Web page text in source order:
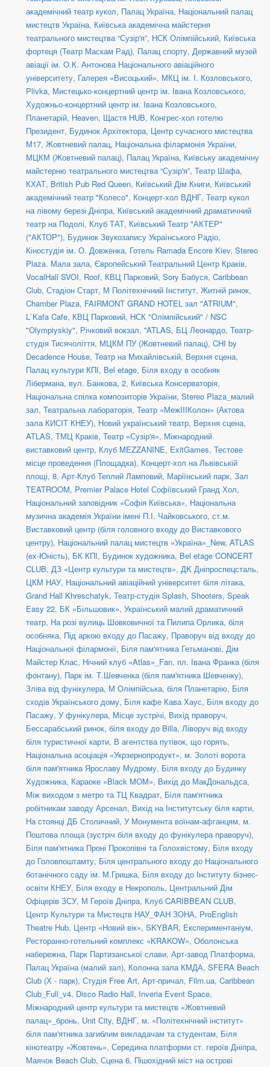
академічний театр кукол, Палац Україна, Національний палац
мистецтв Україна, Київська академічна майстерня
театрального мистецтва “Сузір'я”, НСК Олімпійський, Київська
фортеця (Театр Маскам Рад), Палац спорту, Державний музей
авіації ім. О.К. Антонова Національного авіаційного
університету, Галерея «Висоцький», МКЦ ім. І. Козловського,
Plivka, Мистецько-концертний центр ім. Івана Козловського,
Художньо-концертний центр ім. Івана Козловського,
Планетарій, Heaven, Щастя HUB, Конгрес-хол готелю
Президент, Будинок Архітектора, Центр сучасного мистецтва
М17, Жовтневий палац, Національна філармонія України,
МЦКМ (Жовтневий палац), Палац Україна, Київську академічну
майстерню театрального мистецтва “Сузір'я”, Театр Шафа,
КХАТ, British Pub Red Queen, Київський Дім Книги, Київський
академічний театр "Колесо", Концерт-хол ВДНГ, Театр кукол
на лівому березі Дніпра, Київський академічний драматичний
театр на Подолі, Клуб ТАТ, Київський Театр "АКТЕР"
("АКТОР"), Будинок Звукозапису Українського Радіо,
Кіностудія ім. О. Довженка, Готель Ramada Encore Kiev, Stereo
Plaza. Мала зала, Європейський Театральний Центр Краків,
VocalHall SVOI, Roof, КВЦ Парковий, Sory Бабуся, Caribbean
Club, Стадіон Старт, М Політехнічний Інститут, Житній ринок,
Chamber Plaza, FAIRMONT GRAND HOTEL зал "ATRIUM",
L`Kafa Cafe, КВЦ Парковий, НСК "Олімпійський" / NSC
"Olympiyskiy", Річковий вокзал, ''ATLAS, БЦ Леонардо, Театр-
студія Тисячоліття, МЦКМ ПУ (Жовтневий палац), CHI by
Decadence House, Театр на Михайлівській, Верхня сцена,
Палац культури КПІ, Bel etage, Біля входу в особняк
Лібермана, вул. Банкова, 2, Київська Консерваторія,
Національна спілка композиторів України, Stereo Plaza_малий
зал, Театральна лабораторія, Театр «МежIIIКолон» (Актова
зала КИСІТ КНЕУ), Новий український театр, Верхня сцена,
ATLAS, ТМЦ Краків, Театр «Сузір'я», Міжнародний
виставковий центр, Клуб MEZZANINE, ExitGames, Тестове
місце проведення (Площадка), Концерт-хол на Львівській
площі, 8, Арт-Клуб Теплий Ламповий, Маріїнський парк, Зал
TEATROOM, Premier Palace Hotel Софіївський Гранд Хол,
Національний заповідник «Софія Київська», Національна
музична академія України імені П.І. Чайковського, ст.м.
Виставковий центр (біля головного входу до Виставкового
центру), Національний палац мистецтв «Україна»_New, ATLAS
(ex-Юність), БК КПІ, Будинок художника, Bel etage CONCERT
CLUB, ДЗ «Центр культури та мистецтв», ДK Дніпроспецсталь,
ЦКМ НАУ, Національний авіаційний університет біля літака,
Grand Hall Khreschatyk, Театр-студія Splash, Shooters, Speak
Easy 22, БК «Більшовик», Український малий драматичний
театр, На розі вулиць Шовковичної та Пилипа Орлика, біля
особняка, Під аркою входу до Пасажу, Праворуч від входу до
Національної філармонії, Біля пам'ятника Гетьманові, Дім
Майстер Клас, Нічний клуб «Atlas»_Fan, пл. Івана Франка (біля
фонтану), Парк ім. Т.Шевченка (біля пам'ятника Шевченку),
Зліва від фунікулера, М Олімпійська, біля Планетарію, Біля
сходів Українського дому, Біля кафе Кава Хаус, Біля входу до
Пасажу, У фунікулера, Місце зустрічі, Вихід праворуч,
Бессарабський ринок, біля входу до Billa, Ліворуч від входу
біля туристичної карти, В агентства путівок, що горять,
Національна асоціація «Укрзернопродукт», м. Золоті ворота
біля пам'ятника Ярославу Мудрому, Біля входу до Будинку
Художника, Караоке «Black MOM», Вихід до МакДональдса,
Між виходом з метро та ТЦ Квадрат, Біля пам'ятника
робітникам заводу Арсенал, Вихід на Інститутську біля карти,
На стоянці ДБ Столичний, У Монумента воїнам-афганцям, м.
Поштова площа (зустріч біля входу до фунікулера праворуч),
Біля пам'ятника Проні Прокопівні та Голохвістому, Біля входу
до Головпоштамту, Біля центрального входу до Національного
ботанічного саду ім. М.Гришка, Біля входу до Інституту бізнес-
освіти КНЕУ, Біля входу в Некрополь, Центральний Дім
Офіцерів ЗСУ, М Героїв Дніпра, Клуб CARIBBEAN CLUB,
Центр Культури та Мистецтв НАУ_ФАН ЗОНА, ProEnglish
Theatre Hub, Центр «Новий вік», SKYBAR, Експериментаніум,
Ресторанно-готельний комплекс «KRAKOW», Оболонська
набережна, Парк Партизанської слави, Арт-завод Платформа,
Палац Україна (малий зал), Колонна зала КМДА, SFERA Beach
Club (Х - парк), Студія Free Art, Арт-причал, Film.ua, Caribbean
Club_Full_v4, Disco Radio Hall, Inveria Event Space,
Міжнародний центр культури та мистецтв «Жовтневий
палац»_бронь, Unit Сity, ВДНГ, м. «Політехнічний інститут»
біля пам'ятника загиблим викладачам та студентам, Біля
кінотеатру «Жовтень», Середина платформи ст. героїв Дніпра,
Маячок Beach Club, Сцена 6, Пішохідний міст на острові